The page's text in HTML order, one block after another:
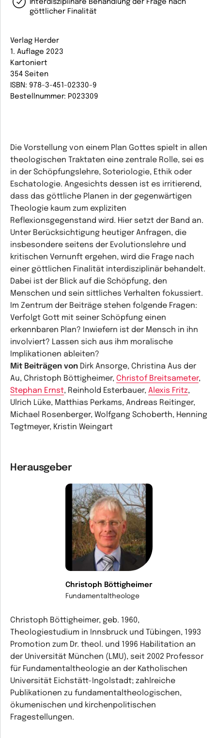
Interdisziplinäre Behandlung der Frage nach
göttlicher Finalität
Verlag Herder
1. Auflage 2023
Kartoniert
354 Seiten
ISBN: 978-3-451-02330-9
Bestellnummer: P023309
Die Vorstellung von einem Plan Gottes spielt in allen
theologischen Traktaten eine zentrale Rolle, sei es
in der Schöpfungslehre, Soteriologie, Ethik oder
Eschatologie. Angesichts dessen ist es irritierend,
dass das göttliche Planen in der gegenwärtigen
Theologie kaum zum expliziten
Reflexionsgegenstand wird. Hier setzt der Band an.
Unter Berücksichtigung heutiger Anfragen, die
insbesondere seitens der Evolutionslehre und
kritischen Vernunft ergehen, wird die Frage nach
einer göttlichen Finalität interdisziplinär behandelt.
Dabei ist der Blick auf die Schöpfung, den
Menschen und sein sittliches Verhalten fokussiert.
Im Zentrum der Beiträge stehen folgende Fragen:
Verfolgt Gott mit seiner Schöpfung einen
erkennbaren Plan? Inwiefern ist der Mensch in ihn
involviert? Lassen sich aus ihm moralische
Implikationen ableiten?
Mit Beiträgen von Dirk Ansorge, Christina Aus der
Au, Christoph Böttigheimer, Christof Breitsameter,
Stephan Ernst, Reinhold Esterbauer, Alexis Fritz,
Ulrich Lüke, Matthias Perkams, Andreas Reitinger,
Michael Rosenberger, Wolfgang Schoberth, Henning
Tegtmeyer, Kristin Weingart
Herausgeber
Christoph Böttigheimer
Fundamentaltheologe
Christoph Böttigheimer, geb. 1960,
Theologiestudium in Innsbruck und Tübingen, 1993
Promotion zum Dr. theol. und 1996 Habilitation an
der Universität München (LMU), seit 2002 Professor
für Fundamentaltheologie an der Katholischen
Universität Eichstätt-Ingolstadt; zahlreiche
Publikationen zu fundamentaltheologischen,
ökumenischen und kirchenpolitischen
Fragestellungen.